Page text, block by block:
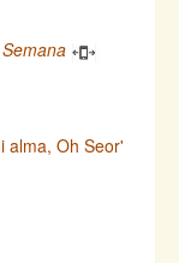
alma, Oh Seor'